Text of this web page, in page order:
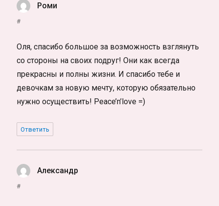
Роми
#
Оля, спасибо большое за возможность взглянуть
со стороны на своих подруг! Они как всегда
прекрасны и полны жизни. И спасибо тебе и
девочкам за новую мечту, которую обязательно
нужно осуществить! Peace’n’love =)
Ответить
Александр
#